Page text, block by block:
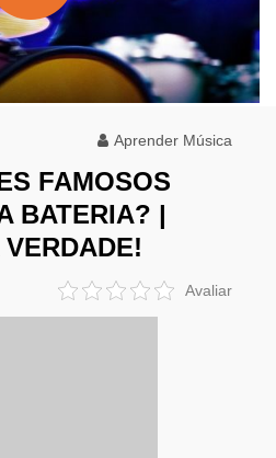
Aprender Música
FAMOSOS
BATERIA? |
Avaliar